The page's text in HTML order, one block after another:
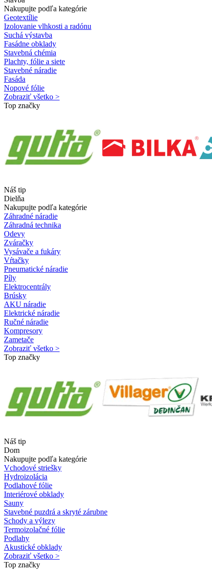
Nakupujte podľa kategórie
Geotextílie
Izolovanie vlhkosti a radónu
Suchá výstavba
Fasádne obklady
Stavebná chémia
Plachty, fólie a siete
Stavebné náradie
Fasáda
Nopové fólie
Zobraziť všetko >
Top značky
Náš tip
Dielňa
Nakupujte podľa kategórie
Záhradné náradie
Záhradná technika
Odevy
Zváračky
Vysávače a fukáry
Vŕtačky
Pneumatické náradie
Píly
Elektrocentrály
Brúsky
AKU náradie
Elektrické náradie
Ručné náradie
Kompresory
Zametače
Zobraziť všetko >
Top značky
Náš tip
Dom
Nakupujte podľa kategórie
Vchodové striešky
Hydroizolácia
Podlahové fólie
Interiérové obklady
Sauny
Stavebné puzdrá a skryté zárubne
Schody a výlezy
Termoizolačné fólie
Podlahy
Akustické obklady
Zobraziť všetko >
Top značky